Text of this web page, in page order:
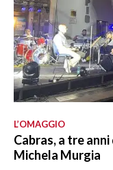
L’OMAGGIO
Cabras, a tre
Michela Murgia